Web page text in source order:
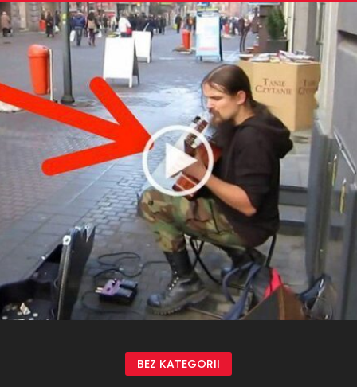
BEZ KATEGORII